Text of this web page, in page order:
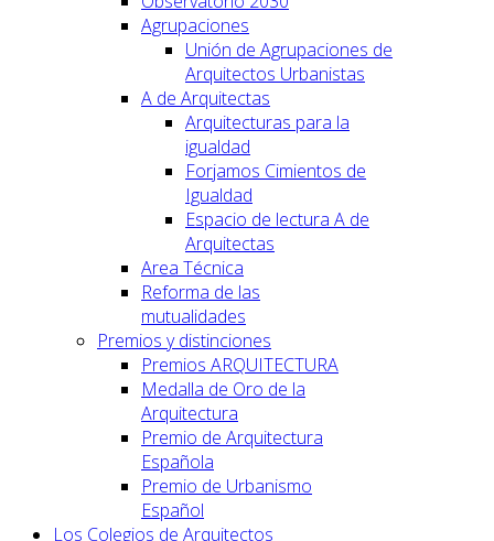
Agrupaciones
Unión de Agrupaciones de
Arquitectos Urbanistas
A de Arquitectas
Arquitecturas para la
igualdad
Forjamos Cimientos de
Igualdad
Espacio de lectura A de
Arquitectas
Area Técnica
Reforma de las
mutualidades
Premios y distinciones
Premios ARQUITECTURA
Medalla de Oro de la
Arquitectura
Premio de Arquitectura
Española
Premio de Urbanismo
Español
Los Colegios de Arquitectos